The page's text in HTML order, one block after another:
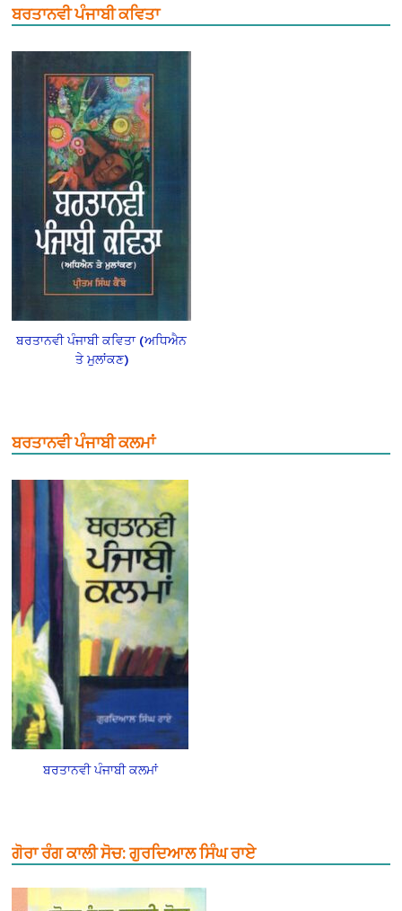
ਬਰਤਾਨਵੀ ਪੰਜਾਬੀ ਕਵਿਤਾ
ਬਰਤਾਨਵੀ ਪੰਜਾਬੀ ਕਵਿਤਾ (ਅਧਿਐਨ
ਤੇ ਮੁਲਾਂਕਣ)
ਬਰਤਾਨਵੀ ਪੰਜਾਬੀ ਕਲਮਾਂ
ਬਰਤਾਨਵੀ ਪੰਜਾਬੀ ਕਲਮਾਂ
ਗੋਰਾ ਰੰਗ ਕਾਲੀ ਸੋਚ: ਗੁਰਦਿਆਲ ਸਿੰਘ ਰਾਏ